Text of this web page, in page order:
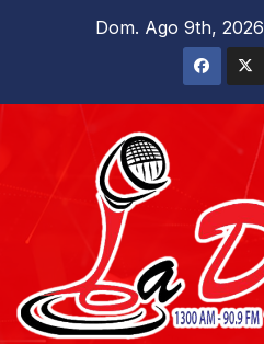
Dom. Ago 9th, 2026